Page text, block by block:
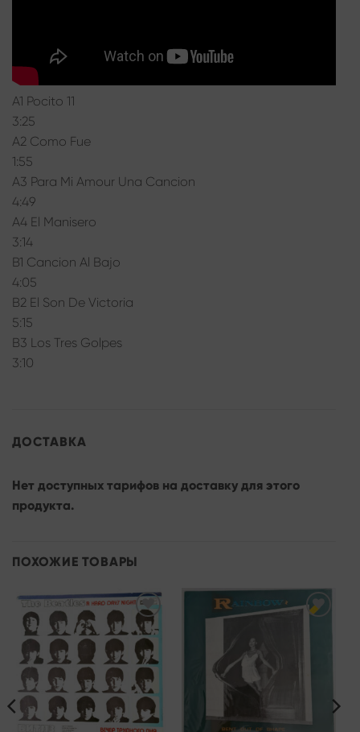
A1 Pocito 11
3:25
A2 Como Fue
1:55
A3 Para Mi Amour Una Cancion
4:49
A4 El Manisero
3:14
B1 Cancion Al Bajo
4:05
B2 El Son De Victoria
5:15
B3 Los Tres Golpes
3:10
ДОСТАВКА
Нет доступных тарифов на доставку для этого
продукта.
ПОХОЖИЕ ТОВАРЫ
Add to
wishlist